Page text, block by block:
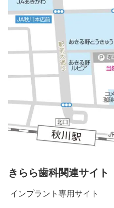
きらら歯科関連サイト
インプラント専用サイト